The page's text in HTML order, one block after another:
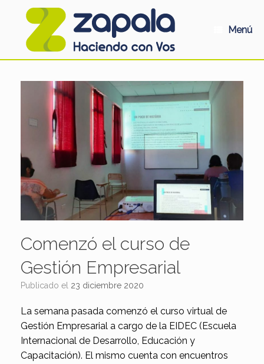
Menú
Comenzó el curso de
Gestión Empresarial
Publicado el 23 diciembre 2020
La semana pasada comenzó el curso virtual de
Gestión Empresarial a cargo de la EIDEC (Escuela
Internacional de Desarrollo, Educación y
Capacitación). El mismo cuenta con encuentros